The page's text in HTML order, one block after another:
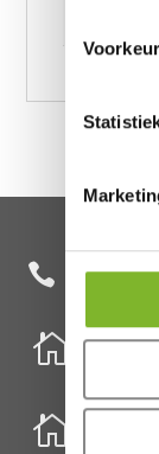
 +31 85

2595 AR
